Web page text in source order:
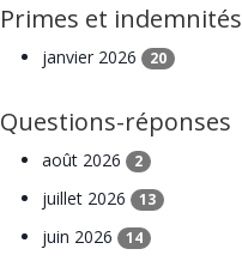
Primes et indemnités
janvier 2026 20
Questions-réponses
août 2026 2
juillet 2026 13
juin 2026 14